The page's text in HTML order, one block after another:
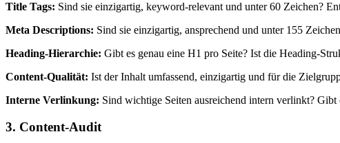
Title Tags: Sind sie einzigartig, keyword-relevant und unter 60 Zeichen?
Meta Descriptions: Sind sie einzigartig, ansprechend und unter 155
Heading-Hierarchie: Gibt es genau eine H1 pro Seite? Ist die Heading-
Content-Qualität: Ist der Inhalt umfassend, einzigartig und für die
Interne Verlinkung: Sind wichtige Seiten ausreichend intern verlinkt?
3. Content-Audit